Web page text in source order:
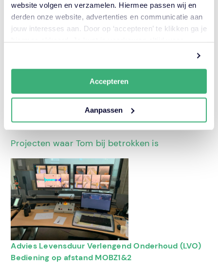
website volgen en verzamelen. Hiermee passen wij en
derden onze website, advertenties en communicatie aan
jouw interesses aan. Door op ‘accepteren’ te klikken ga je
hiermee akkoord. Je kunt je voorkeuren altijd weer
Accepteren
Aanpassen
De laatste 12 jaar gespecialiseerd in verkeers-
en tunnel-technische installaties (E+W), de
coördinerende besturing (software en
hardware), de koppeling met verkeerscentrales
technologie maar ook in de processen voor
ontwerp, realisatie en beheer&onderhoud.
verhaalaan de slag “aan de
andere kant”
Projecten waar Tom bij betrokken is
Advies Levensduur Verlengend Onderhoud (LVO)
Bediening op afstand MOBZ1&2